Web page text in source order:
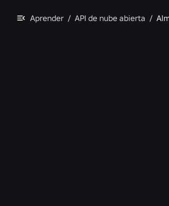
Aprender / API de nube abierta /